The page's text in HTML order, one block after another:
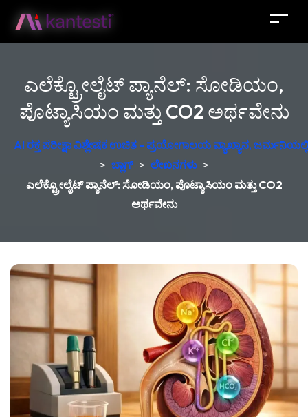
ಎಲೆಕ್ಟ್ರೋಲೈಟ್ ಪ್ಯಾನೆಲ್: ಸೋಡಿಯಂ,
ಪೊಟ್ಯಾಸಿಯಂ ಮತ್ತು CO2 ಅರ್ಥವೇನು
AI ರಕ್ತ ಪರೀಕ್ಷಾ ವಿಶ್ಲೇಷಕ ಉಚಿತ - ಪ್ರಯೋಗಾಲಯ ವ್ಯಾಖ್ಯಾನ,
> ಬ್ಲಾಗ್ > ಲೇಖನಗಳು >
ಎಲೆಕ್ಟ್ರೋಲೈಟ್ ಪ್ಯಾನೆಲ್: ಸೋಡಿಯಂ, ಪೊಟ್ಯಾಸಿಯಂ ಮತ್ತು CO2
ಅರ್ಥವೇನು